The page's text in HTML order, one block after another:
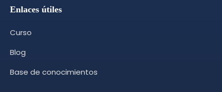
Enlaces útiles
Curso
Blog
Base de conocimientos